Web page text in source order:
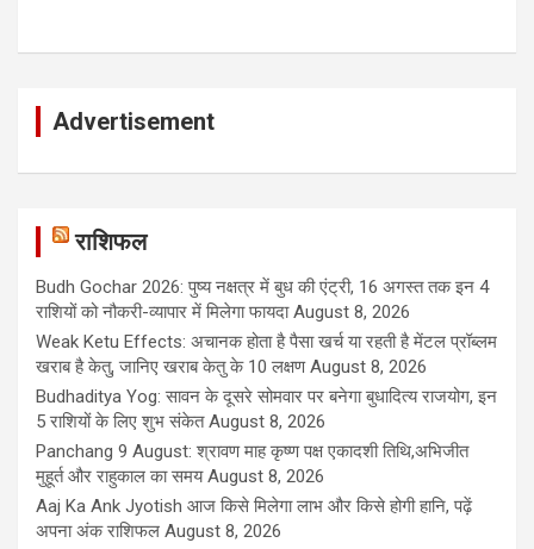
Advertisement
राशिफल
Budh Gochar 2026: पुष्य नक्षत्र में बुध की एंट्री, 16 अगस्त तक इन 4
राशियों को नौकरी-व्यापार में मिलेगा फायदा August 8, 2026
Weak Ketu Effects: अचानक होता है पैसा खर्च या रहती है मेंटल प्रॉब्लम
खराब है केतु, जानिए खराब केतु के 10 लक्षण August 8, 2026
Budhaditya Yog: सावन के दूसरे सोमवार पर बनेगा बुधादित्य राजयोग, इन
5 राशियों के लिए शुभ संकेत August 8, 2026
Panchang 9 August: श्रावण माह कृष्ण पक्ष एकादशी तिथि,अभिजीत
मुहूर्त और राहुकाल का समय August 8, 2026
Aaj Ka Ank Jyotish आज किसे मिलेगा लाभ और किसे होगी हानि, पढ़ें
अपना अंक राशिफल August 8, 2026